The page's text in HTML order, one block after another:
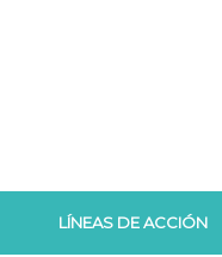
LÍNEAS DE ACCIÓN